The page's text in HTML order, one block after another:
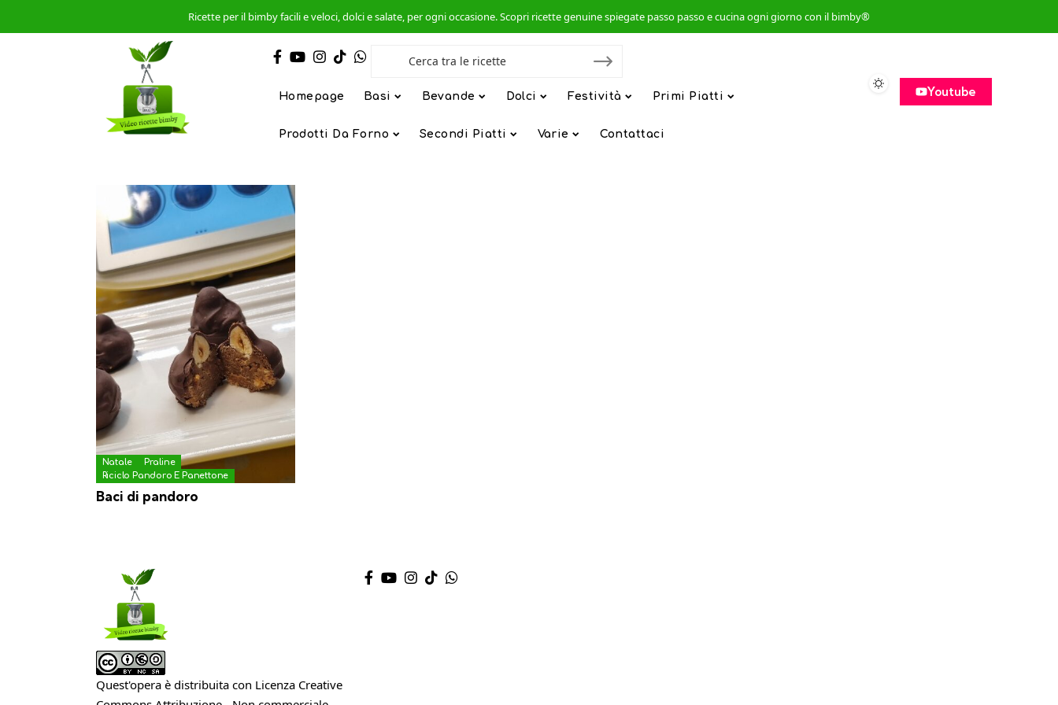
Ricette per il bimby facili e veloci, dolci e salate, per ogni occasione. Scopri ricette genuine spiegate passo passo e cucina ogni giorno con il bimby®
Homepage Basi Bevande Dolci Festività Primi Piatti
Prodotti Da Forno Secondi Piatti Varie Contattaci
Youtube
Natale
Praline
Riciclo Pandoro E Panettone
Baci di pandoro
Quest'opera è distribuita con Licenza Creative